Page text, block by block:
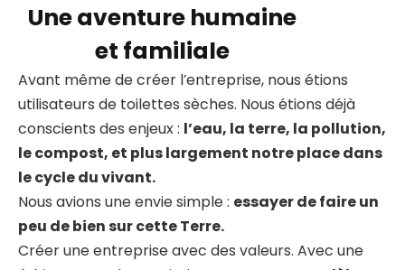
Une aventure humaine
et familiale
Avant même de créer l’entreprise, nous étions
utilisateurs de toilettes sèches. Nous étions déjà
conscients des enjeux : l’eau, la terre, la pollution,
le compost, et plus largement notre place dans
le cycle du vivant.
Nous avions une envie simple : essayer de faire un
peu de bien sur cette Terre.
Créer une entreprise avec des valeurs. Avec une